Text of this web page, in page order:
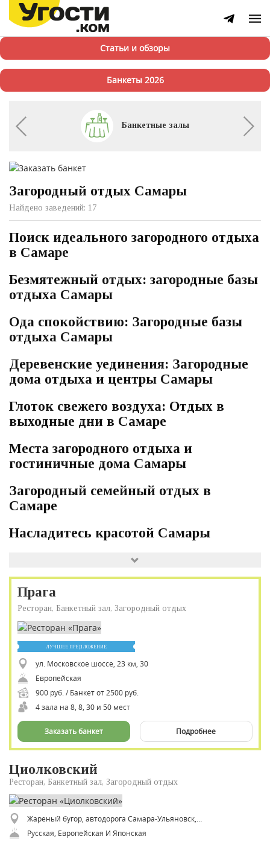
Статьи и обзоры
Банкеты 2026
Банкетные залы
Загородный отдых Самары
Найдено заведений: 17
Поиск идеального загородного отдыха
в Самаре
Безмятежный отдых: загородные базы
отдыха Самары
Ода спокойствию: Загородные базы
отдыха Самары
Деревенские уединения: Загородные
дома отдыха и центры Самары
Глоток свежего воздуха: Отдых в
выходные дни в Самаре
Места загородного отдыха и
гостиничные дома Самары
Загородный семейный отдых в
Самаре
Насладитесь красотой Самары
Прага
Ресторан, Банкетный зал, Загородный отдых
ЛУЧШЕЕ ПРЕДЛОЖЕНИЕ
ул. Московское шоссе, 23 км, 30
Европейская
900 руб. / Банкет от 2500 руб.
4 зала на 8, 8, 30 и 50 мест
Подробнее
Заказать банкет
Циолковский
Ресторан, Банкетный зал, Загородный отдых
Жареный бугор, автодорога Самара-Ульяновск, 61 км.
Русская, Европейская И Японская